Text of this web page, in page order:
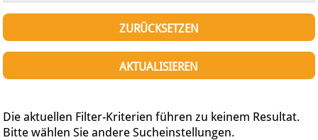
ZURÜCKSETZEN
AKTUALISIEREN
Die aktuellen Filter-Kriterien führen zu keinem Resultat.
Bitte wählen Sie andere Sucheinstellungen.